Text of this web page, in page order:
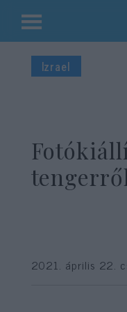
Kilépés
tartalomba
Izrael
2021. április 22.